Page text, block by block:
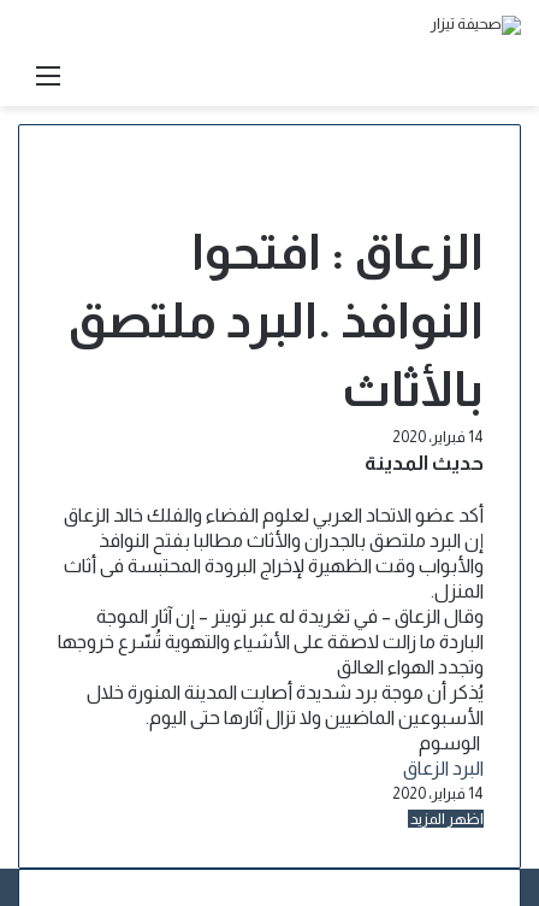
الزعاق : افتحوا
النوافذ .البرد ملتصق
بالأثاث
14 فبراير، 2020
حديث المدينة
أكد عضو الاتحاد العربي لعلوم الفضاء والفلك خالد الزعاق
إن البرد ملتصق بالجدران والأثاث مطالبا بفتح النوافذ
والأبواب وقت الظهيرة لإخراج البرودة المحتبسة فى أثاث
المنزل.
وقال الزعاق – في تغريدة له عبر تويتر – إن آثار الموجة
الباردة ما زالت لاصقة على الأشياء والتهوية تُسّرع خروجها
وتجدد الهواء العالق
يُذكر أن موجة برد شديدة أصابت المدينة المنورة خلال
الأسبوعين الماضيين ولا تزال آثارها حتى اليوم.
الوسوم
البرد الزعاق
14 فبراير، 2020
اظهر المزيد